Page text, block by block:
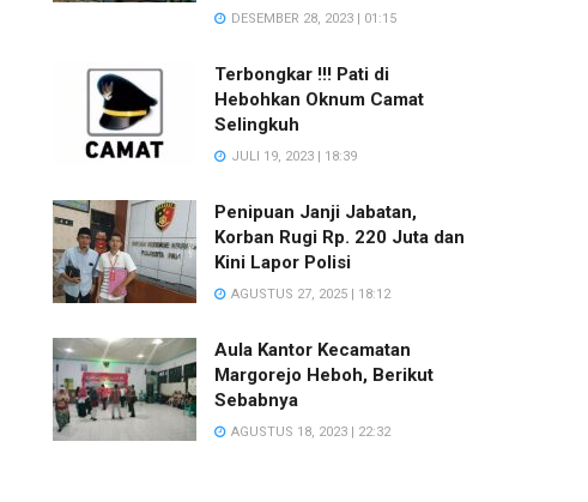
DESEMBER 28, 2023 | 01:15
Terbongkar !!! Pati di
Hebohkan Oknum Camat
Selingkuh
JULI 19, 2023 | 18:39
Penipuan Janji Jabatan,
Korban Rugi Rp. 220 Juta dan
Kini Lapor Polisi
AGUSTUS 27, 2025 | 18:12
Aula Kantor Kecamatan
Margorejo Heboh, Berikut
Sebabnya
AGUSTUS 18, 2023 | 22:32